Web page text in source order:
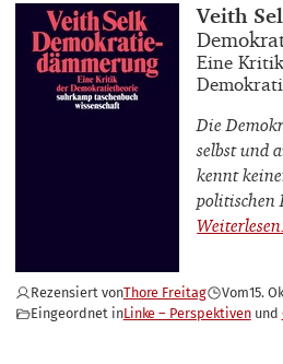
Veith
Buchtitel
Eine
Die
selbst und
kennt
politischen
Rezensiert vonThore Freitag Vom15.
Eingeordnet inLinke – Perspektiven